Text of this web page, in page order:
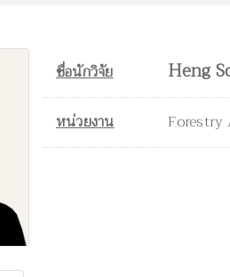
ชื่อนักวิจัย Heng
หน่วยงาน